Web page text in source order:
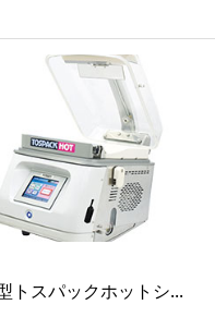
トスパックホットシ...